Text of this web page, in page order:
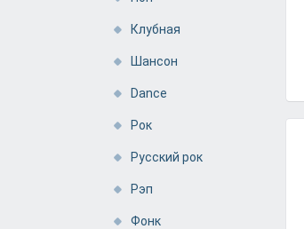
Клубная
Шансон
Dance
Рок
Русский рок
Рэп
Фонк